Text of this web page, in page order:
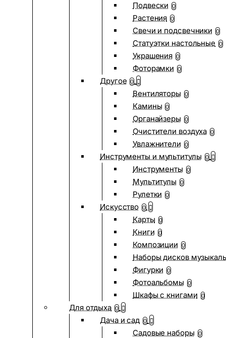
Подвески 0
Растения 0
Свечи и подсвечники 0
Статуэтки настольные 0
Украшения 0
Фоторамки 0
Другое 0
Вентиляторы 0
Камины 0
Органайзеры 0
Очистители воздуха 0
Увлажнители 0
Инструменты и мультитулы 0
Инструменты 0
Мультитулы 0
Рулетки 0
Искусство 0
Карты 0
Книги 0
Композиции 0
Наборы дисков
Фигурки 0
Фотоальбомы 0
Шкафы с книгами 0
Для отдыха 0
Дача и сад 0
Садовые наборы 0